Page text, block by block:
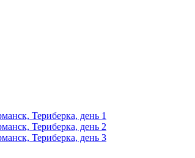
Териберка, день 1
Териберка, день 2
Териберка, день 3